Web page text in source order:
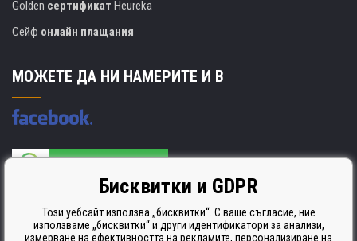
Golden сертификат Heureka
Сейф онлайн плащания
МОЖЕТЕ ДА НИ НАМЕРИТЕ И В
Производителят на касети е сертифициран
ISO 9001. ISO 14001 и STMC.
Бисквитки и GDPR
Този уебсайт използва „бисквитки“. С ваше съгласие, ние
използваме „бисквитки“ и други идентификатори за анализи,
измерване на ефективността на рекламите, персонализиране на